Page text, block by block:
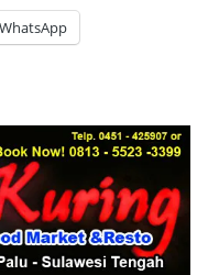
WhatsApp